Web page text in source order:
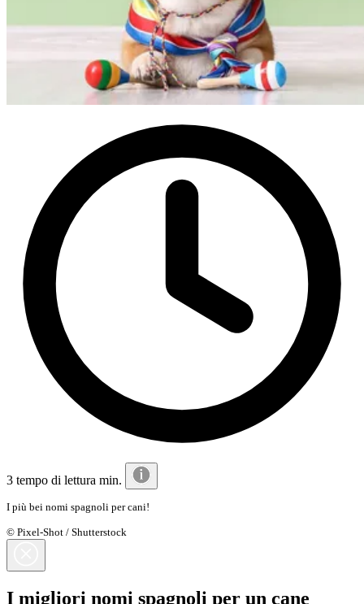
3 tempo di lettura min.
I più bei nomi spagnoli per cani!
© Pixel-Shot / Shutterstock
I migliori nomi spagnoli per un cane